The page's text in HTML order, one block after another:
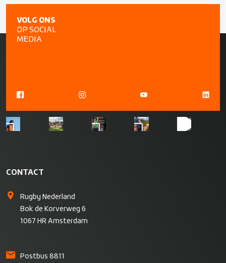
VOLG ONS
OP SOCIAL
MEDIA
CONTACT
Rugby Nederland
Bok de Korverweg 6
1067 HR Amsterdam
Postbus 8811